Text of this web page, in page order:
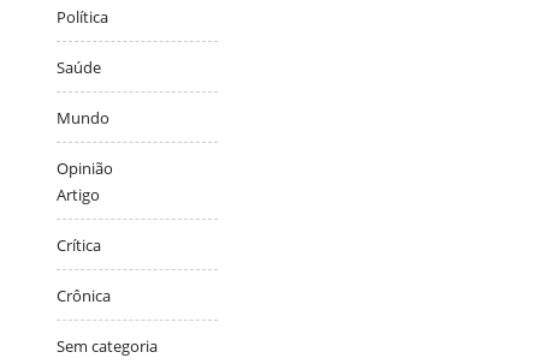
Política
Saúde
Mundo
Opinião
Artigo
Crítica
Crônica
Sem categoria